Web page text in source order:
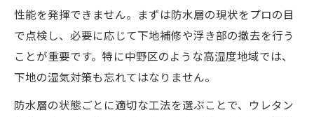
性能を発揮できません。まずは防水層の現状をプロの目
で点検し、必要に応じて下地補修や浮き部の撤去を行う
ことが重要です。特に中野区のような高湿度地域では、
下地の湿気対策も忘れてはなりません。
防水層の状態ごとに適切な工法を選ぶことで、ウレタン